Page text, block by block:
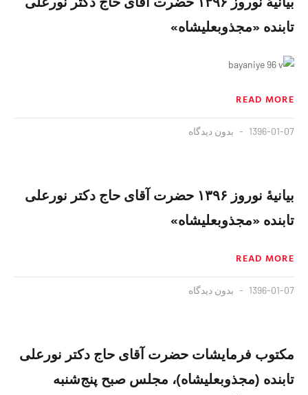
تابنده «مجذوبعليشاه»
READ MORE
1396-01-07 بدون دیدگاه
بیانیهٔ نوروز ۱۳۹۶ حضرت آقای حاج دکتر نورعلی
تابنده «مجذوبعليشاه»
READ MORE
1396-01-07 بدون دیدگاه
مکتوب فرمایشات حضرت آقای حاج دکتر نورعلی
تابنده (مجذوبعلیشاه)، مجلس صبح پنج‌شنبه